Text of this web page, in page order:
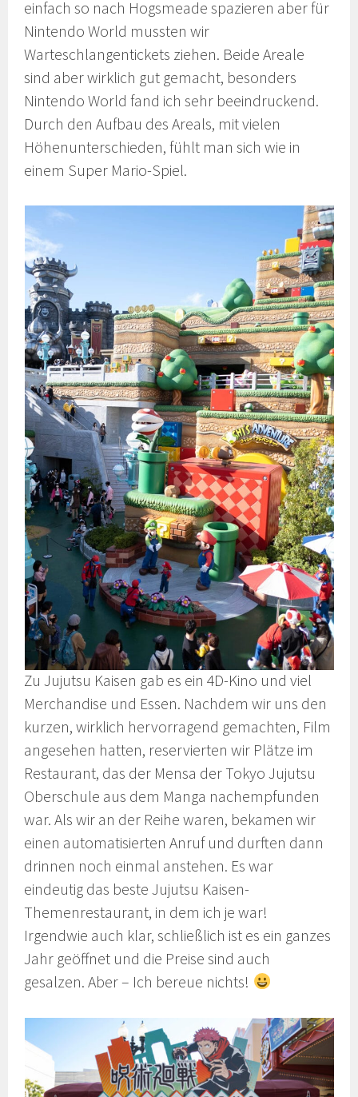
einfach so nach Hogsmeade spazieren aber für
Nintendo World mussten wir
Warteschlangentickets ziehen. Beide Areale
sind aber wirklich gut gemacht, besonders
Nintendo World fand ich sehr beeindruckend.
Durch den Aufbau des Areals, mit vielen
Höhenunterschieden, fühlt man sich wie in
einem Super Mario-Spiel.
Zu Jujutsu Kaisen gab es ein 4D-Kino und viel
Merchandise und Essen. Nachdem wir uns den
kurzen, wirklich hervorragend gemachten, Film
angesehen hatten, reservierten wir Plätze im
Restaurant, das der Mensa der Tokyo Jujutsu
Oberschule aus dem Manga nachempfunden
war. Als wir an der Reihe waren, bekamen wir
einen automatisierten Anruf und durften dann
drinnen noch einmal anstehen. Es war
eindeutig das beste Jujutsu Kaisen-
Themenrestaurant, in dem ich je war!
Irgendwie auch klar, schließlich ist es ein ganzes
Jahr geöffnet und die Preise sind auch
gesalzen. Aber – Ich bereue nichts!